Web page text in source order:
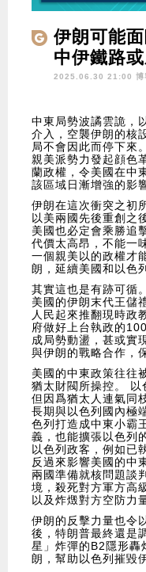
伊朗可能
中伊鐵路
2025.06.30 21:00 博
中東局勢波譎雲詭，
介入，空襲伊朗的核
局不會因此而停下來
親美派勢力發起顔色
蘭政權，令美國在中
該區域日漸增強的影
伊朗在這次衝突之初
以美兩國先後重創之
美國也必定會乘勝追
代價太高昂，不能一
一個親美以的政權才
朗，延續美國和以色
其實這也是有跡可循
美國的伊朗末代王儲
人民起來推翻現時政
府做好上台執政的
成局勢動盪，甚或實
與伊朗的戰略合作，
美國的中東政策往往
猶太財閥所操控。 以
但因爲猶太人連氣同
長期與以色列國內極
色列打造成中東小霸
義，也能擴張以色列
以色列政客，例如已
反過來影響美國的中
兩國準備就核問題談
境，殺死對方軍方高
以及炸燬對方空防力
伊朗的反擊力量也令
後，特朗普最終還是
星」炸彈的B2隱形轟
朗，幫助以色列摧毀